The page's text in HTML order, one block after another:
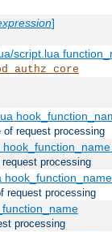
]
script.lua
request processing
processing
request processing
processing